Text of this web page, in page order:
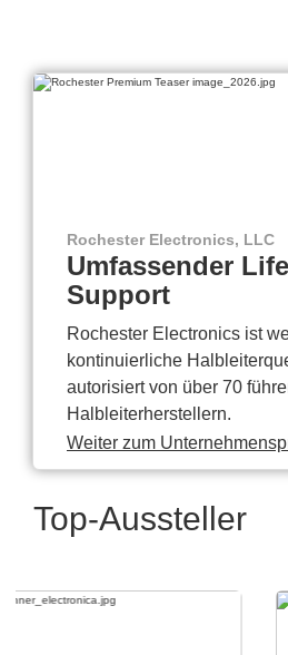
Rochester Electronics, LLC
Umfassender
Support
Rochester Electronics ist
kontinuierliche
autorisiert von über 70
Halbleiterherstellern.
Weiter zum
Top-Aussteller